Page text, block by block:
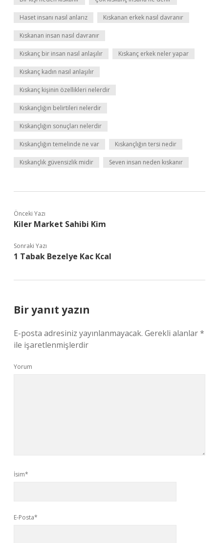
Haset insanı nasıl anlarız Kıskanan erkek nasıl davranır
Kıskanan insan nasıl davranır
Kıskanç bir insan nasıl anlaşılır Kıskanç erkek neler yapar
Kıskanç kadın nasıl anlaşılır
Kıskanç kişinin özellikleri nelerdir
Kıskançlığın belirtileri nelerdir
Kıskançlığın sonuçları nelerdir
Kıskançlığın temelinde ne var Kıskançlığın tersi nedir
Kıskançlık güvensizlik midir Seven insan neden kıskanır
Önceki Yazı
Kiler Market Sahibi Kim
Sonraki Yazı
1 Tabak Bezelye Kac Kcal
Bir yanıt yazın
E-posta adresiniz yayınlanmayacak. Gerekli alanlar*
ile işaretlenmişlerdir
Yorum
İsim*
E-Posta*